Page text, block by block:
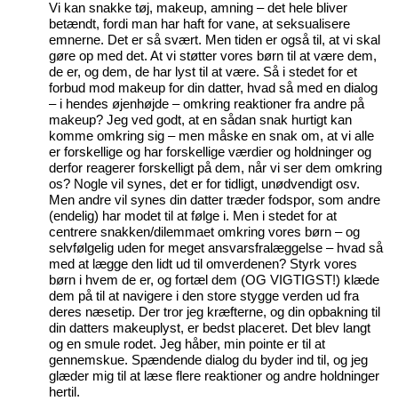
Vi kan snakke tøj, makeup, amning – det hele bliver
betændt, fordi man har haft for vane, at seksualisere
emnerne. Det er så svært. Men tiden er også til, at vi skal
gøre op med det. At vi støtter vores børn til at være dem,
de er, og dem, de har lyst til at være. Så i stedet for et
forbud mod makeup for din datter, hvad så med en dialog
– i hendes øjenhøjde – omkring reaktioner fra andre på
makeup? Jeg ved godt, at en sådan snak hurtigt kan
komme omkring sig – men måske en snak om, at vi alle
er forskellige og har forskellige værdier og holdninger og
derfor reagerer forskelligt på dem, når vi ser dem omkring
os? Nogle vil synes, det er for tidligt, unødvendigt osv.
Men andre vil synes din datter træder fodspor, som andre
(endelig) har modet til at følge i. Men i stedet for at
centrere snakken/dilemmaet omkring vores børn – og
selvfølgelig uden for meget ansvarsfralæggelse – hvad så
med at lægge den lidt ud til omverdenen? Styrk vores
børn i hvem de er, og fortæl dem (OG VIGTIGST!) klæde
dem på til at navigere i den store stygge verden ud fra
deres næsetip. Der tror jeg kræfterne, og din opbakning til
din datters makeuplyst, er bedst placeret. Det blev langt
og en smule rodet. Jeg håber, min pointe er til at
gennemskue. Spændende dialog du byder ind til, og jeg
glæder mig til at læse flere reaktioner og andre holdninger
hertil.